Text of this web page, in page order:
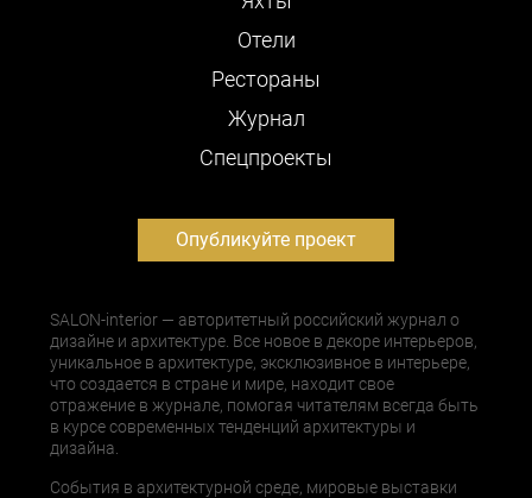
Отели
Рестораны
Журнал
Cпецпроекты
Опубликуйте проект
SALON-interior — авторитетный российский журнал о
дизайне и архитектуре. Все новое в декоре интерьеров,
уникальное в архитектуре, эксклюзивное в интерьере,
что создается в стране и мире, находит свое
отражение в журнале, помогая читателям всегда быть
в курсе современных тенденций архитектуры и
дизайна.
События в архитектурной среде, мировые выставки